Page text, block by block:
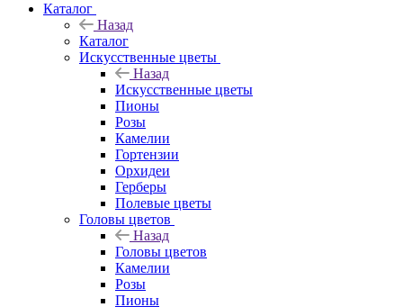
Каталог
Назад
Каталог
Искусственные цветы
Назад
Искусственные цветы
Пионы
Розы
Камелии
Гортензии
Орхидеи
Герберы
Полевые цветы
Головы цветов
Назад
Головы цветов
Камелии
Розы
Пионы